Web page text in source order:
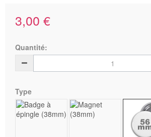
3,00 €
Quantité:
Type